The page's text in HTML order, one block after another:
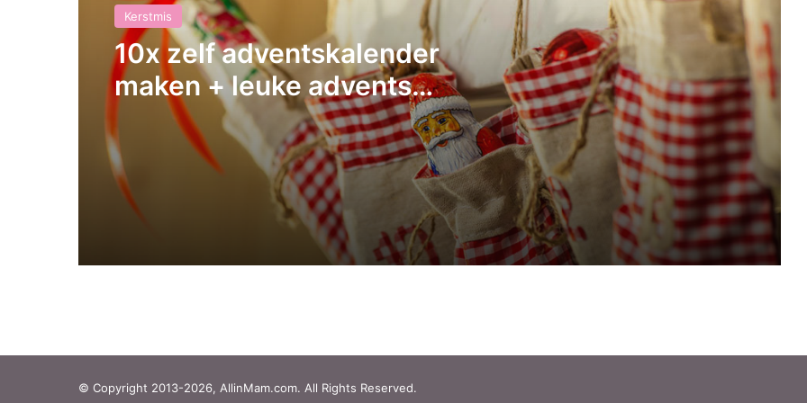
Kerstmis
10x zelf adventskalender
maken + leuke advents
cadeautjes
Zelf kerstkoekjes bakken: ideeën en
tips
10x gezonde kersthapjes maken voor
school
Adventskalender zelf vullen? Check
deze 8 leuke exemplaren!
10x idee voor origineel kerstcadeau
© Copyright 2013-2026, AllinMam.com. All Rights Reserved.